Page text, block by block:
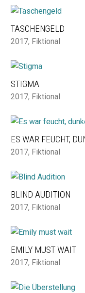
TASCHENGELD
2017, Fiktional
STIGMA
2017, Fiktional
ES WAR FEUCHT,
2017, Fiktional
BLIND AUDITION
2017, Fiktional
EMILY MUST WAIT
2017, Fiktional